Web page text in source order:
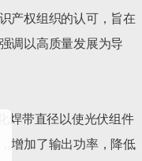
产权组织的认可，旨在
调以高质量发展为导
焊带直径以使光伏组件
增加了输出功率，降低